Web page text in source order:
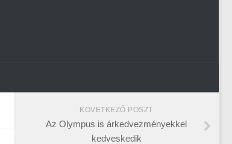
KÖVETKEZŐ POSZT
Az Olympus is árkedvezményekkel
kedveskedik